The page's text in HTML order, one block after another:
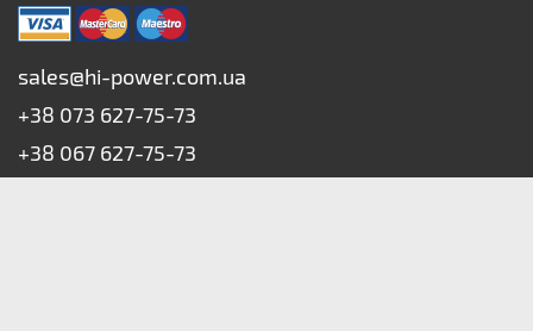
sales@hi-power.com.ua
+38 073 627-75-73
+38 067 627-75-73